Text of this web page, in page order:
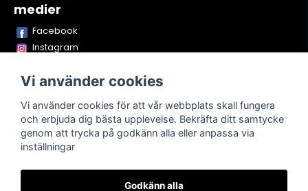
medier
Facebook
Instagram
TikTok
Vi använder cookies
Vi använder cookies för att vår webbplats skall fungera
och erbjuda dig bästa upplevelse. Bekräfta ditt samtycke
genom att trycka på godkänn alla eller anpassa via
inställningar
Godkänn alla